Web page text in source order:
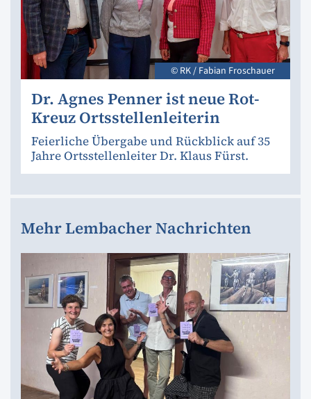
© RK / Fabian Froschauer
Dr. Agnes Penner ist neue Rot-
Kreuz Ortsstellenleiterin
Feierliche Übergabe und Rückblick auf 35
Jahre Ortsstellenleiter Dr. Klaus Fürst.
Mehr Lembacher Nachrichten